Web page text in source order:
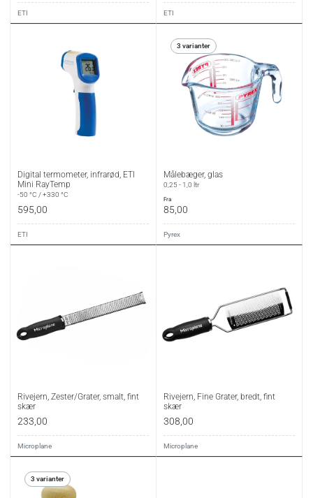
ETI ETI
Digital termometer, infrarød, ETI
Mini RayTemp
-50 °C / +330 °C
595,00
ETI
3 varianter
Målebæger, glas
0,25 - 1,0 ltr
fra
85,00
Pyrex
Rivejern, Zester/Grater, smalt, fint
skær
233,00
Microplane
Rivejern, Fine Grater, bredt, fint
skær
308,00
Microplane
3 varianter